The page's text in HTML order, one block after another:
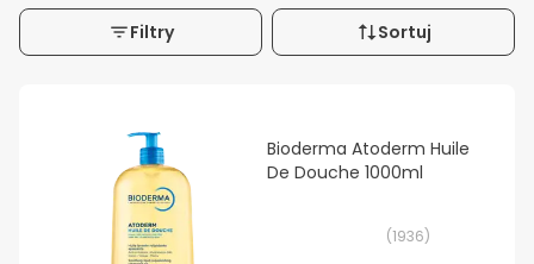
Filtry Sortuj
Bioderma Atoderm Huile
De Douche 1000ml
(1936)